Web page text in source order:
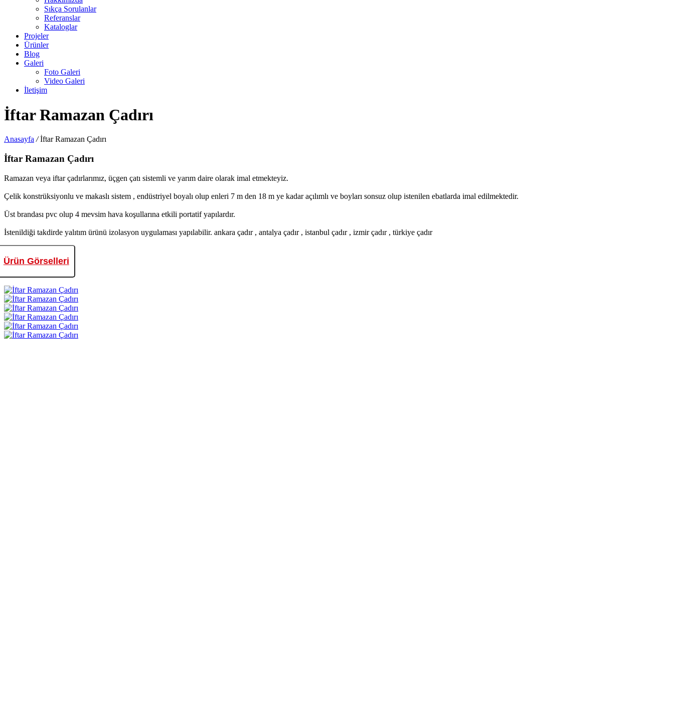
Sıkça Sorulanlar
Referanslar
Kataloglar
Projeler
Ürünler
Blog
Galeri
Foto Galeri
Video Galeri
İletişim
İftar Ramazan Çadırı
Anasayfa / İftar Ramazan Çadırı
İftar Ramazan Çadırı
Ramazan veya iftar çadırlarımız, üçgen çatı sistemli ve yarım daire olarak imal etmekteyiz.
Çelik konstrüksiyonlu ve makaslı sistem , endüstriyel boyalı olup enleri 7 m den 18 m ye kadar açılımlı ve boyları sonsuz olup istenilen ebatlarda imal edilmektedir.
Üst brandası pvc olup 4 mevsim hava koşullarına etkili portatif yapılardır.
İstenildiği takdirde yalıtım ürünü izolasyon uygulaması yapılabilir. ankara çadır , antalya çadır , istanbul çadır , izmir çadır , türkiye çadır
Ürün Görselleri